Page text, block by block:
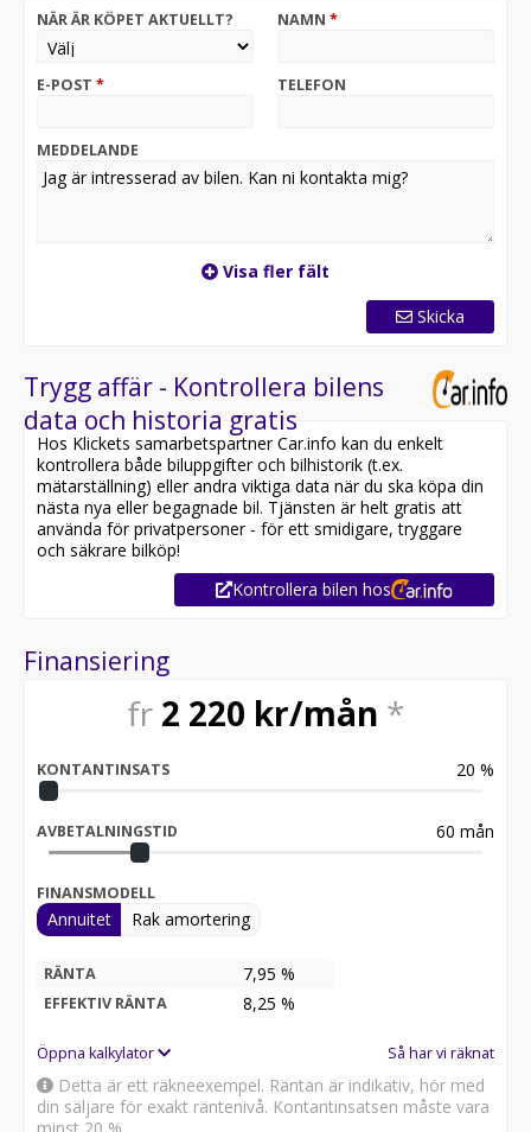
-Massage
-Adaptiv farthållare
-Parkeringssensorer
-Tonade rutor
Skräddarsydd finans med möjlighet till 0kr kontant,
Vi tar självklart din bil i inbyte, För mer information
samt bilder besök oss på : www.svauto.se
NÄR ÄR KÖPET AKTUELLT? NAMN *
E-POST * TELEFON
MEDDELANDE
Visa fler fält
Skicka
Trygg affär - Kontrollera bilens
data och historia gratis
Hos Klickets samarbetspartner Car.info kan du enkelt
kontrollera både biluppgifter och bilhistorik (t.ex.
mätarställning) eller andra viktiga data när du ska köpa din
nästa nya eller begagnade bil. Tjänsten är helt gratis att
använda för privatpersoner - för ett smidigare, tryggare
och säkrare bilköp!
Kontrollera bilen hos
Finansiering
fr 2 220 kr/mån *
KONTANTINSATS 20 %
AVBETALNINGSTID 60 mån
FINANSMODELL
Annuitet Rak amortering
RÄNTA 7,95 %
EFFEKTIV RÄNTA 8,25 %
Öppna kalkylator Så har vi räknat
Detta är ett räkneexempel. Räntan är indikativ, hör med
din säljare för exakt räntenivå. Kontantinsatsen måste vara
minst 20 %.